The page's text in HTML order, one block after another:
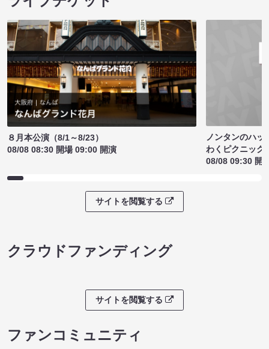
８月本公演（8/1～8/23）
08/08 08:30 開場 09:00 開演
ノンタンのハッ
わくピクニック
08/08 09:30 開
サイトを閲覧する
クラウドファンディング
サイトを閲覧する
ファンコミュニティ